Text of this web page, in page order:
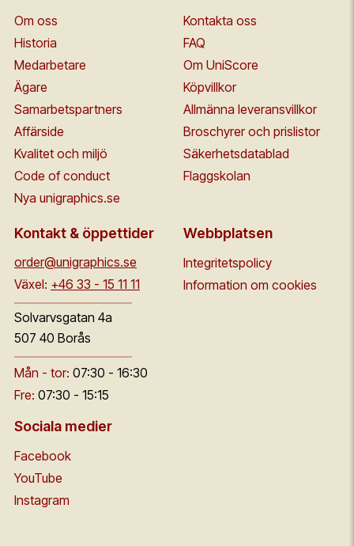
Om oss
Historia
Medarbetare
Ägare
Samarbetspartners
Affärside
Kvalitet och miljö
Code of conduct
Nya unigraphics.se
Kontakta oss
FAQ
Om UniScore
Köpvillkor
Allmänna leveransvillkor
Broschyrer och prislistor
Säkerhetsdatablad
Flaggskolan
Kontakt & öppettider
order@unigraphics.se
Växel: +46 33 - 15 11 11
Solvarvsgatan 4a
507 40 Borås
Mån - tor: 07:30 - 16:30
Fre: 07:30 - 15:15
Webbplatsen
Integritetspolicy
Information om cookies
Sociala medier
Facebook
YouTube
Instagram